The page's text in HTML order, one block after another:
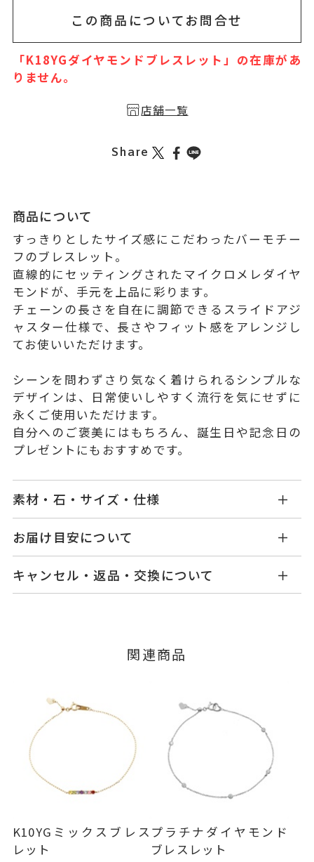
この商品についてお問合せ
「K18YGダイヤモンドブレスレット」の在庫があ
りません。
店舗一覧
Share
商品について
すっきりとしたサイズ感にこだわったバーモチー
フのブレスレット。
直線的にセッティングされたマイクロメレダイヤ
モンドが、手元を上品に彩ります。
チェーンの長さを自在に調節できるスライドアジ
ャスター仕様で、長さやフィット感をアレンジし
てお使いいただけます。
シーンを問わずさり気なく着けられるシンプルな
デザインは、日常使いしやすく流行を気にせずに
永くご使用いただけます。
自分へのご褒美にはもちろん、誕生日や記念日の
プレゼントにもおすすめです。
素材・石・サイズ・仕様
品番
OB2102B001WDYG
素材
K18イエローゴールド
石
ダイヤモンド0.05ct
チェーン全長(スライドアジャスタ
トップ 縦：約1.6mm 横：約15.
6mm 厚さ：約1.2mm
カテゴリー
ブレスレット
ダイヤモンド
K18YG
刻印
お届け目安について
せ。
ご注文およびご入金確認後、以下の日程にて発送
■お届け目安が「3営業日以内に発送」の商品
例：金曜日17時までのご注文→翌週火曜日までに
発送いたします。
■お届け目安が「約1ヶ月半以内～」の商品
ご注文いただいてから在庫状況を確認いたしま
・在庫のご用意ができる場合： 約1週間～1ヶ月以
内を目安に発送いたします。
キャンセル・返品・交換について
ージの購入履歴一覧よりご注文状況をご確認いた
ンセルを承ります。
メンバーシップ未登録のお客さまは、お問い合
わせフォームよりご連絡ください。
返品・交換
以下の場合、商品の返品・交換・返金
は承りかねます。
・受注生産の商品
・お客さまのお手元で傷や汚れが発生した商品
関連商品
K10YGミックスブレス
レット
プラチナダイヤモンド
ブレスレット